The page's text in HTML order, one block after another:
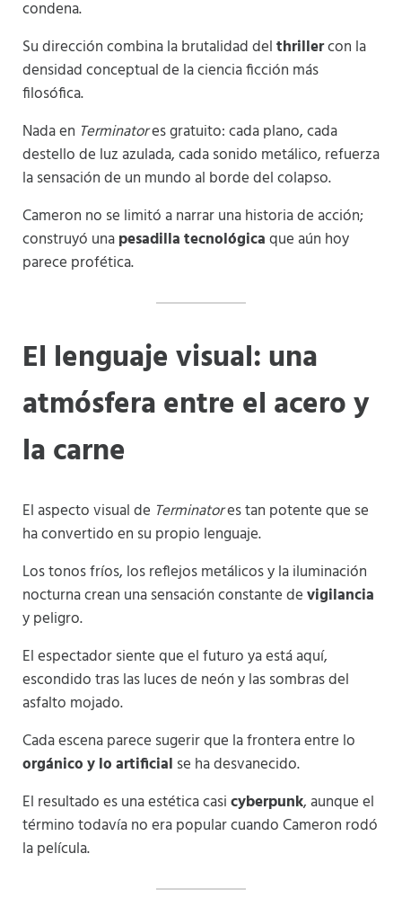
condena.
Su dirección combina la brutalidad delthrillercon la
densidad conceptual de la ciencia ficción más
filosófica.
Nada en Terminatores gratuito: cada plano, cada
destello de luz azulada, cada sonido metálico, refuerza
la sensación de un mundo al borde del colapso.
Cameron no se limitó a narrar una historia de acción;
construyó unapesadilla tecnológicaque aún hoy
parece profética.
El lenguaje visual: una
atmósfera entre el acero y
la carne
El aspecto visual de Terminatores tan potente que se
ha convertido en su propio lenguaje.
Los tonos fríos, los reflejos metálicos y la iluminación
nocturna crean una sensación constante devigilancia
y peligro.
El espectador siente que el futuro ya está aquí,
escondido tras las luces de neón y las sombras del
asfalto mojado.
Cada escena parece sugerir que la frontera entre lo
orgánico y lo artificial se ha desvanecido.
El resultado es una estética casicyberpunk, aunque el
término todavía no era popular cuando Cameron rodó
la película.